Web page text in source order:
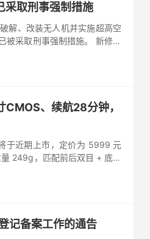
采取刑事强制措施
解、改装无人机并实施超高空
被采取刑事强制措施。 新修订
、续航28分钟，
于近期上市，定价为 5999 元
249g，匹配前后双目 + 底部
记备案工作的通告